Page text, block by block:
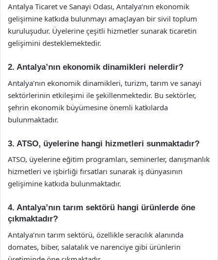
Antalya Ticaret ve Sanayi Odası, Antalya’nın ekonomik
gelişimine katkıda bulunmayı amaçlayan bir sivil toplum
kuruluşudur. Üyelerine çeşitli hizmetler sunarak ticaretin
gelişimini desteklemektedir.
2. Antalya’nın ekonomik dinamikleri nelerdir?
Antalya’nın ekonomik dinamikleri, turizm, tarım ve sanayi
sektörlerinin etkileşimi ile şekillenmektedir. Bu sektörler,
şehrin ekonomik büyümesine önemli katkılarda
bulunmaktadır.
3. ATSO, üyelerine hangi hizmetleri sunmaktadır?
ATSO, üyelerine eğitim programları, seminerler, danışmanlık
hizmetleri ve işbirliği fırsatları sunarak iş dünyasının
gelişimine katkıda bulunmaktadır.
4. Antalya’nın tarım sektörü hangi ürünlerde öne
çıkmaktadır?
Antalya’nın tarım sektörü, özellikle seracılık alanında
domates, biber, salatalık ve narenciye gibi ürünlerin